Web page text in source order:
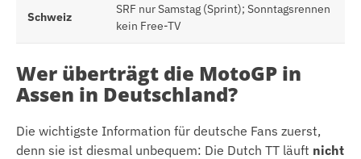
Schweiz
SRF nur Samstag (Sprint); Sonntagsrennen
kein Free-TV
Wer überträgt die MotoGP in
Assen in Deutschland?
Die wichtigste Information für deutsche Fans zuerst,
denn sie ist diesmal unbequem: Die Dutch TT läuft nicht